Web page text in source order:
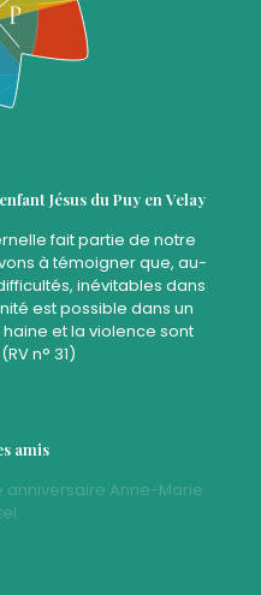
Jésus du Puy en Velay
fait partie de notre
à témoigner que, au-
inévitables dans
est possible dans un
et la violence sont
n° 31)
amis
anniversaire Anne-Marie